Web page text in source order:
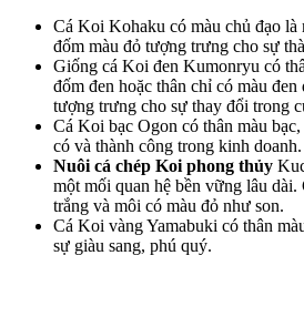
Cá Koi Kohaku có màu chủ đạo là
đốm màu đỏ tượng trưng cho sự
Giống cá Koi đen Kumonryu có
đốm đen hoặc thân chỉ có màu
tượng trưng cho sự thay đổi trong
Cá Koi bạc Ogon có thân màu
có và thành công trong kinh doanh.
Nuôi cá chép Koi phong thủy
một mối quan hệ bền vững lâu dài.
trắng và môi có màu đỏ như son.
Cá Koi vàng Yamabuki có thân
sự giàu sang, phú quý.